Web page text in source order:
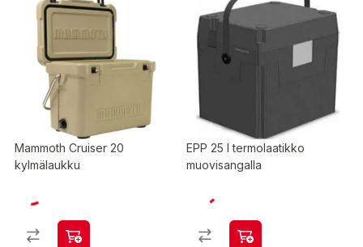
Mammoth Cruiser 20
kylmälaukku
EPP 25 l termolaatikko
muovisangalla